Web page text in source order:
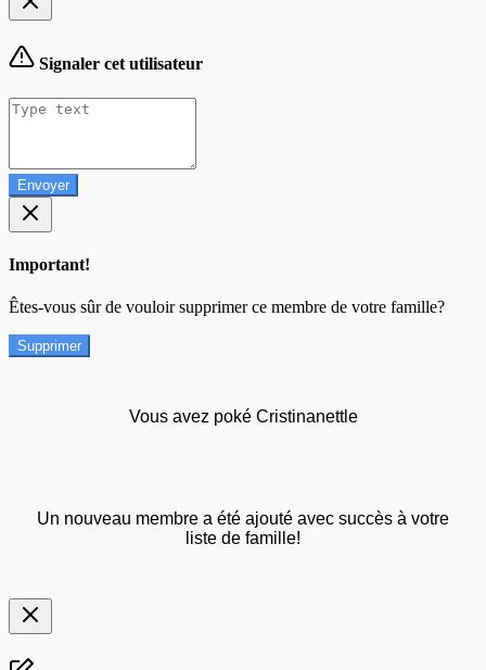
Signaler cet utilisateur
Envoyer
Important!
Êtes-vous sûr de vouloir supprimer ce membre de votre famille?
Supprimer
Vous avez poké Cristinanettle
Un nouveau membre a été ajouté avec succès à votre
liste de famille!